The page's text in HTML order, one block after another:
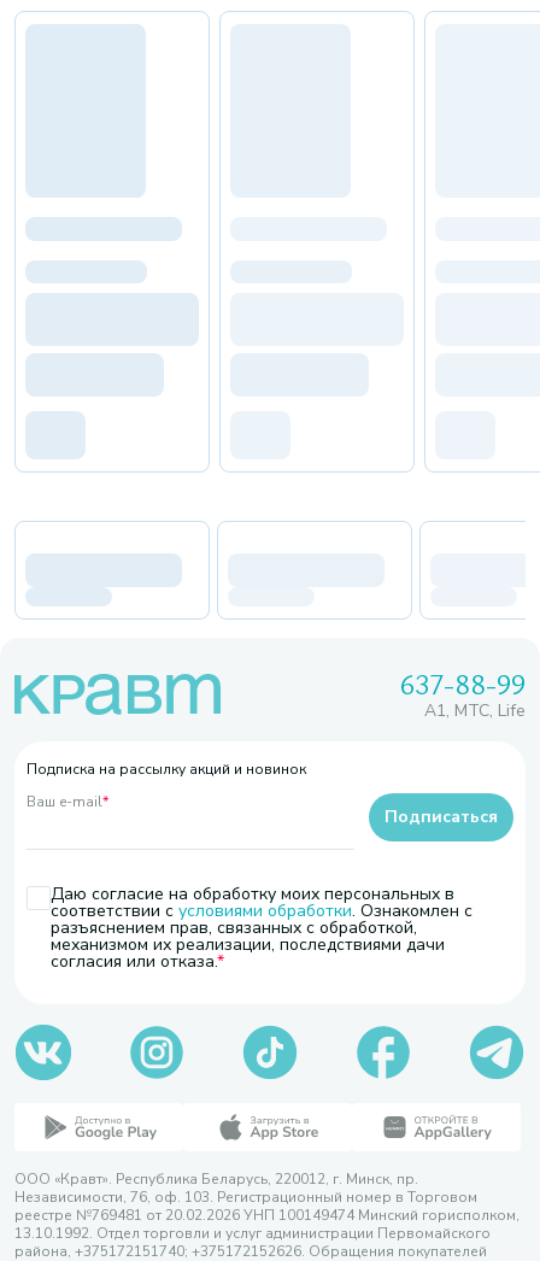
637-88-99
A1, МТС, Life
Подписка на рассылку акций и новинок
Ваш e-mail*
Даю согласие на обработку моих персональных в
соответствии с условиями обработки. Ознакомлен с
разъяснением прав, связанных с обработкой,
механизмом их реализации, последствиями дачи
согласия или отказа.
Подписаться
ООО «Кравт». Республика Беларусь, 220012, г. Минск, пр.
Независимости, 76, оф. 103. Регистрационный номер в Торговом
реестре №769481 от 20.02.2026 УНП 100149474 Минский горисполком,
13.10.1992. Отдел торговли и услуг администрации Первомайского
района, +375172151740; +375172152626. Обращения покупателей